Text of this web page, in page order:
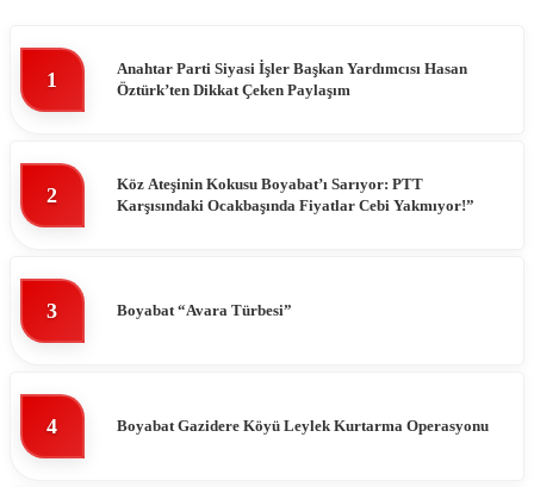
1
Anahtar Parti Siyasi İşler Başkan Yardımcısı Hasan
Öztürk’ten Dikkat Çeken Paylaşım
2
Köz Ateşinin Kokusu Boyabat’ı Sarıyor: PTT
Karşısındaki Ocakbaşında Fiyatlar Cebi Yakmıyor!”
3 Boyabat “Avara Türbesi”
4 Boyabat Gazidere Köyü Leylek Kurtarma Operasyonu